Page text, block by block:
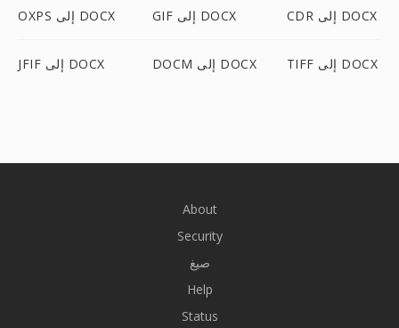
OXPS إلى DOCX GIF إلى DOCX CDR إلى DOCX
JFIF إلى DOCX DOCM إلى DOCX TIFF إلى DOCX
About
Security
صيغ
Help
Status